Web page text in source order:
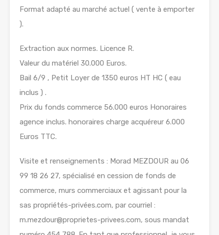
Format adapté au marché actuel ( vente à emporter
).
Extraction aux normes. Licence R.
Valeur du matériel 30.000 Euros.
Bail 6/9 , Petit Loyer de 1350 euros HT HC ( eau
inclus ) .
Prix du fonds commerce 56.000 euros Honoraires
agence inclus. honoraires charge acquéreur 6.000
Euros TTC.
Visite et renseignements : Morad MEZDOUR au 06
99 18 26 27, spécialisé en cession de fonds de
commerce, murs commerciaux et agissant pour la
sas propriétés-privées.com, par courriel :
m.mezdour@proprietes-privees.com, sous mandat